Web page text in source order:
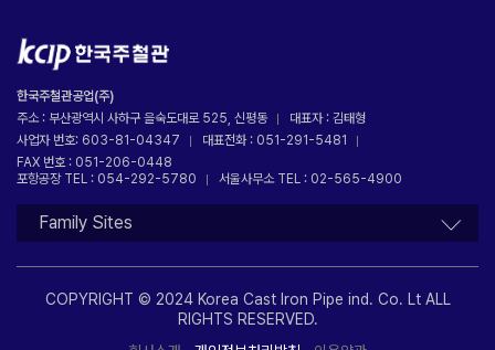
한국주철관공업(주)
주소 : 부산광역시 사하구 을숙도대로 525, 신평동
대표자 : 김태형
사업자 번호: 603-81-04347
대표전화 : 051-291-5481
FAX 번호 : 051-206-0448
포항공장 TEL : 054-292-5780
서울사무소 TEL : 02-565-4900
Family Sites
COPYRIGHT © 2024 Korea Cast Iron Pipe ind. Co. Lt ALL
RIGHTS RESERVED.